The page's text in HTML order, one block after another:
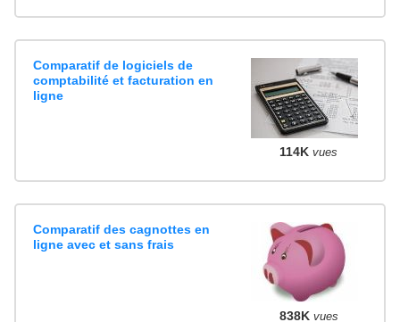
Comparatif de logiciels de
comptabilité et facturation en
ligne
114K vues
Comparatif des cagnottes en
ligne avec et sans frais
838K vues